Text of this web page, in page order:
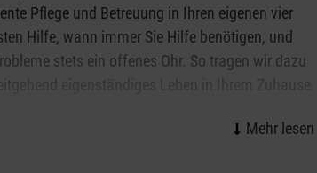
Pflege und Betreuung in Ihren eigenen vier
Hilfe, wann immer Sie Hilfe benötigen, und
stets ein offenes Ohr. So tragen wir dazu